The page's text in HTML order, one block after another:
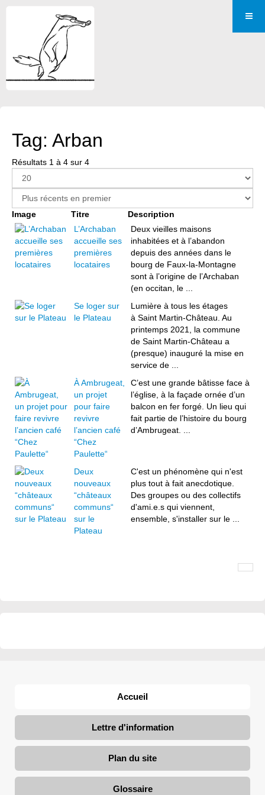
Tag: Arban
Résultats 1 à 4 sur 4
Image Titre
Description
L’Archaban
accueille ses
premières
locataires
Deux vieilles maisons
inhabitées et à l’abandon
depuis des années dans le
bourg de Faux-la-Montagne
sont à l’origine de l’Archaban
(en occitan, le ...
Se loger sur
le Plateau
Lumière à tous les étages
à Saint Martin-Château. Au
printemps 2021, la commune
de Saint Martin-Château a
(presque) inauguré la mise en
service de ...
À Ambrugeat,
un projet
pour faire
revivre
l’ancien café
“Chez
Paulette“
C’est une grande bâtisse face à
l’église, à la façade ornée d’un
balcon en fer forgé. Un lieu qui
fait partie de l’histoire du bourg
d’Ambrugeat. ...
Deux
nouveaux
“châteaux
communs“
sur le
Plateau
C'est un phénomène qui n'est
plus tout à fait anecdotique.
Des groupes ou des collectifs
d'ami.e.s qui viennent,
ensemble, s'installer sur le ...
Accueil
Lettre d'information
Plan du site
Glossaire